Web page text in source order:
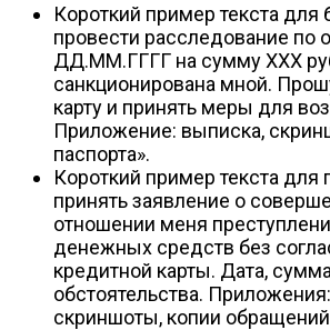
Короткий пример текста для
провести расследование по
ДД.ММ.ГГГГ на сумму ХХХ
санкционирована мной.
карту и принять меры для
Приложение: выписка,
паспорта».
Короткий пример текста
принять заявление о
отношении меня
денежных средств без
кредитной карты. Дата,
обстоятельства.
скриншоты, копии обращений